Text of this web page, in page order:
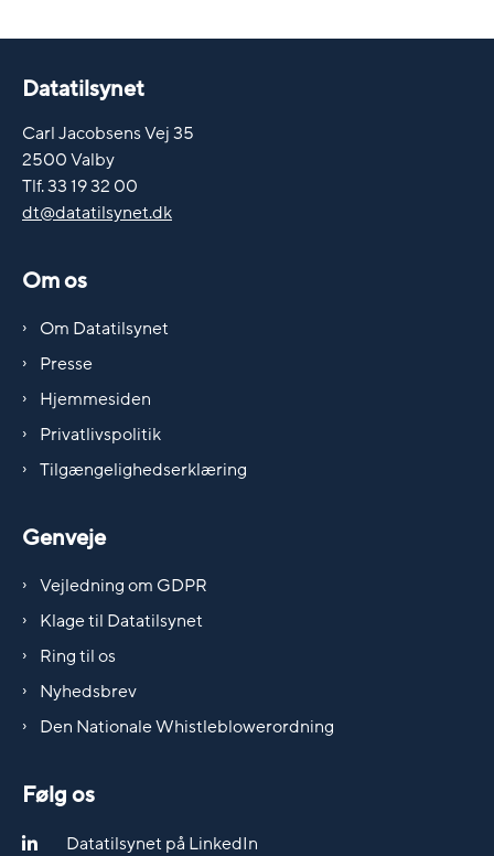
Datatilsynet
Carl Jacobsens Vej 35
2500 Valby
Tlf. 33 19 32 00
dt@datatilsynet.dk
Om os
Om Datatilsynet
Presse
Hjemmesiden
Privatlivspolitik
Tilgængelighedserklæring
Genveje
Vejledning om GDPR
Klage til Datatilsynet
Ring til os
Nyhedsbrev
Den Nationale Whistleblowerordning
Følg os
Datatilsynet på LinkedIn